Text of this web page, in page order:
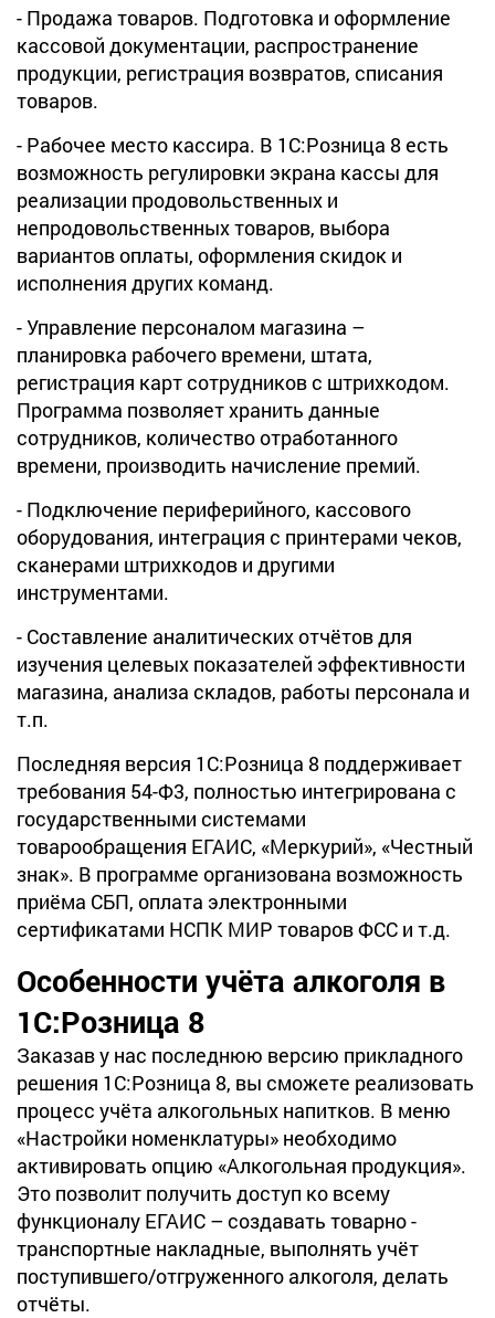
- Продажа товаров. Подготовка и оформление
кассовой документации, распространение
продукции, регистрация возвратов, списания
товаров.
- Рабочее место кассира. В 1С:Розница 8 есть
возможность регулировки экрана кассы для
реализации продовольственных и
непродовольственных товаров, выбора
вариантов оплаты, оформления скидок и
исполнения других команд.
- Управление персоналом магазина –
планировка рабочего времени, штата,
регистрация карт сотрудников с штрихкодом.
Программа позволяет хранить данные
сотрудников, количество отработанного
времени, производить начисление премий.
- Подключение периферийного, кассового
оборудования, интеграция с принтерами чеков,
сканерами штрихкодов и другими
инструментами.
- Составление аналитических отчётов для
изучения целевых показателей эффективности
магазина, анализа складов, работы персонала и
т.п.
Последняя версия 1С:Розница 8 поддерживает
требования 54-Ф3, полностью интегрирована с
государственными системами
товарообращения ЕГАИС, «Меркурий», «Честный
знак». В программе организована возможность
приёма СБП, оплата электронными
сертификатами НСПК МИР товаров ФСС и т.д.
Особенности учёта алкоголя в
1С:Розница 8
Заказав у нас последнюю версию прикладного
решения 1С:Розница 8, вы сможете реализовать
процесс учёта алкогольных напитков. В меню
«Настройки номенклатуры» необходимо
активировать опцию «Алкогольная продукция».
Это позволит получить доступ ко всему
функционалу ЕГАИС – создавать товарно -
транспортные накладные, выполнять учёт
поступившего/отгруженного алкоголя, делать
отчёты.